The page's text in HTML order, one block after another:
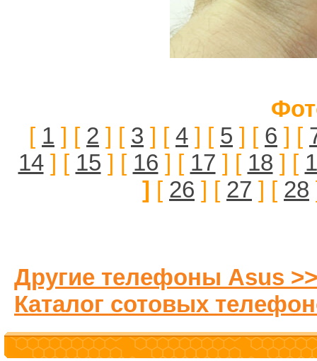
[ 1 ] [ 2 ] [ 3 ] [ 4 ] [ 5 ] [ 6 ] [
14] [ 15 ] [ 16 ] [ 17 ] [ 18 ] [
] [ 26 ] [ 27 ] [ 28
Другие телефоны Asus >>
Каталог сотовых